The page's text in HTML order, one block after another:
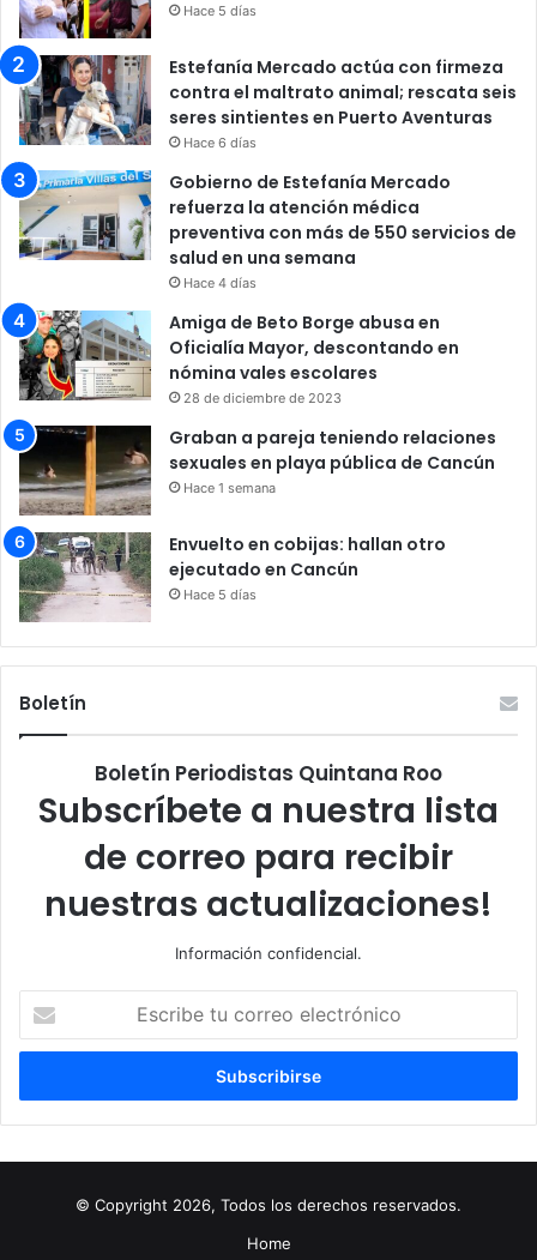
Hace 5 días
Estefanía Mercado actúa con firmeza
contra el maltrato animal; rescata seis
seres sintientes en Puerto Aventuras
Hace 6 días
Gobierno de Estefanía Mercado
refuerza la atención médica
preventiva con más de 550 servicios de
salud en una semana
Hace 4 días
Amiga de Beto Borge abusa en
Oficialía Mayor, descontando en
nómina vales escolares
28 de diciembre de 2023
Graban a pareja teniendo relaciones
sexuales en playa pública de Cancún
Hace 1 semana
Envuelto en cobijas: hallan otro
ejecutado en Cancún
Hace 5 días
Boletín
Boletín Periodistas Quintana Roo
Subscríbete a nuestra lista
de correo para recibir
nuestras actualizaciones!
Información confidencial.
correo
© Copyright 2026, Todos los derechos reservados.
Home